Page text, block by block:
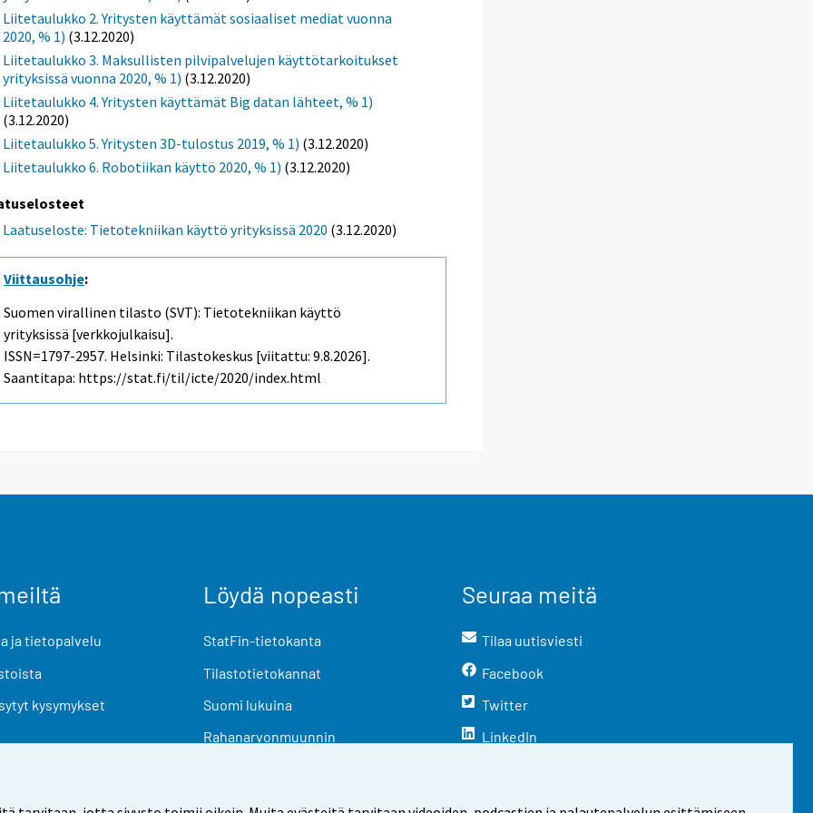
Liitetaulukko 2. Yritysten käyttämät sosiaaliset mediat vuonna
2020, % 1) (3.12.2020)
Liitetaulukko 3. Maksullisten pilvipalvelujen käyttötarkoitukset
yrityksissä vuonna 2020, % 1) (3.12.2020)
Liitetaulukko 4. Yritysten käyttämät Big datan lähteet, % 1)
(3.12.2020)
Liitetaulukko 5. Yritysten 3D-tulostus 2019, % 1) (3.12.2020)
Liitetaulukko 6. Robotiikan käyttö 2020, % 1) (3.12.2020)
Laatuseloste: Tietotekniikan käyttö yrityksissä 2020 (3.12.2020)
Viittausohje:
Suomen virallinen tilasto (SVT): Tietotekniikan käyttö
yrityksissä [verkkojulkaisu].
ISSN=1797-2957. Helsinki: Tilastokeskus [viitattu: 9.8.2026].
Saantitapa: https://stat.fi/til/icte/2020/index.html
ja tietopalvelu
kysymykset
Löydä nopeasti
StatFin-tietokanta
Tilastotietokannat
Suomi lukuina
Rahanarvonmuunnin
Seuraa meitä
Tilaa uutisviesti
Facebook
Twitter
LinkedIn